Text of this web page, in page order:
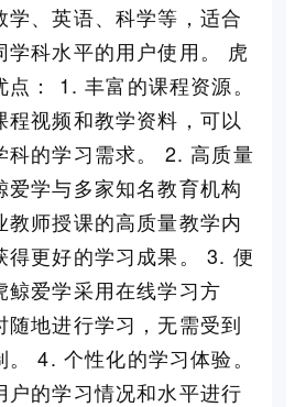
学、英语、科学等，适合
学科水平的用户使用。 虎
： 1. 丰富的课程资源。
视频和教学资料，可以
科的学习需求。 2. 高质量
爱学与多家知名教育机构
教师授课的高质量教学内
得更好的学习成果。 3. 便
鲸爱学采用在线学习方
随地进行学习，无需受到
4. 个性化的学习体验。
户的学习情况和水平进行